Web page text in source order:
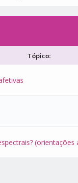
Tópico:
(orientações